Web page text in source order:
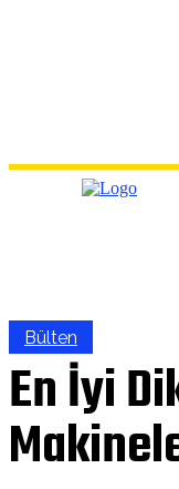
Bülten
En İyi